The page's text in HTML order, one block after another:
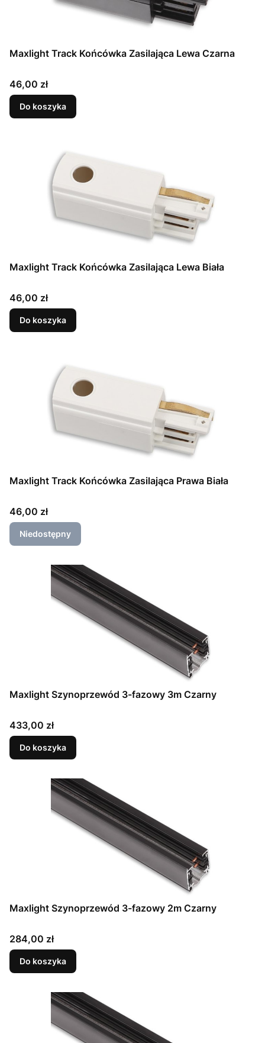
Maxlight Track Końcówka Zasilająca Lewa Czarna
Cena
46,00 zł
Do koszyka
Maxlight Track Końcówka Zasilająca Lewa Biała
Cena
46,00 zł
Do koszyka
Maxlight Track Końcówka Zasilająca Prawa Biała
Cena
46,00 zł
Niedostępny
Maxlight Szynoprzewód 3-fazowy 3m Czarny
Cena
433,00 zł
Do koszyka
Maxlight Szynoprzewód 3-fazowy 2m Czarny
Cena
284,00 zł
Do koszyka